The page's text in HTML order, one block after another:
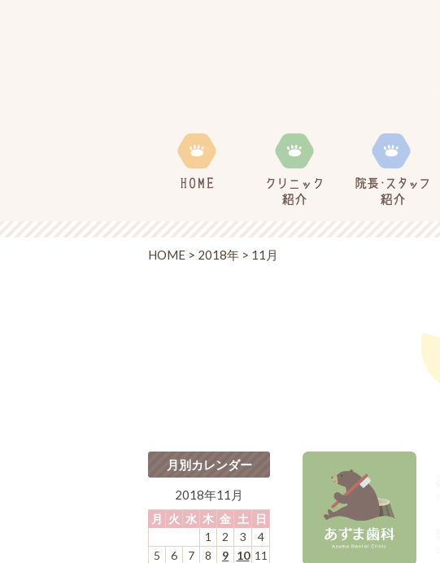
HOME > 2018年 > 11月
月別カレンダー
2018年11月
月 火 水 木 金 土
日
1
2 3
4
5
6 7 8 9 10 11